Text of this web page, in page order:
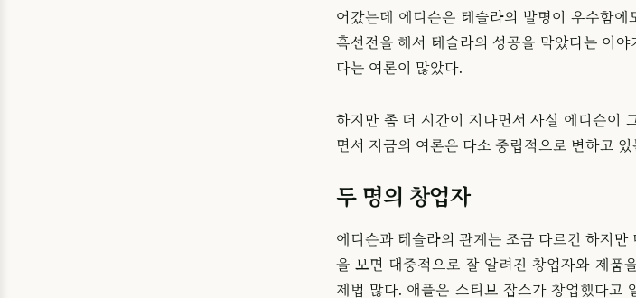
어갔는데 에디슨은 테슬라의 발명이 우수함
흑선전을 해서 테슬라의 성공을 막았다는 이
다는 여론이 많았다.
하지만 좀 더 시간이 지나면서 사실 에디슨이
면서 지금의 여론은 다소 중립적으로 변하고 있
두 명의 창업자
에디슨과 테슬라의 관계는 조금 다르긴 하지
을 보면 대중적으로 잘 알려진 창업자와 제품
제법 많다. 애플은 스티브 잡스가 창업했다고